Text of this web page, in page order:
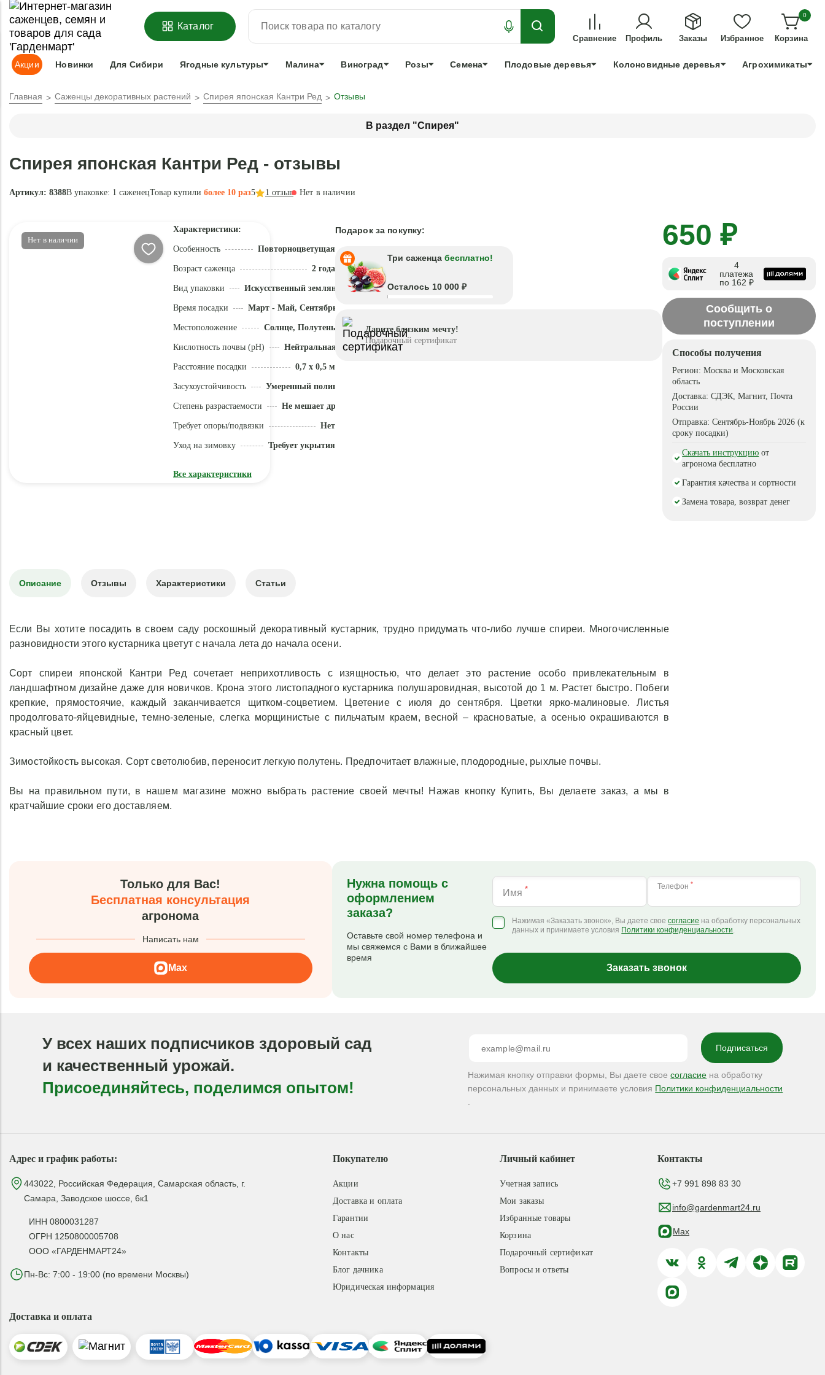
ОФОРМИТЬПРЕДЗАКАЗ =ЗАБРОНИРОВАТЬЛУЧШЕЕ ДЛЯ ТЕХ, КТО УСПЕЕТ!
Адрес доставки:Москва Доставка и оплата Гарантии +7 991 898 83 30
Каталог
Сравнение Профиль Заказы Избранное
0
Корзина
Акции Новинки Для Сибири Ягодные культуры Малина Виноград Розы Семена Плодовые деревья Колоновидные деревья Агрохимикаты
Главная Саженцы декоративных растений Спирея японская Кантри Ред Отзывы
В раздел "Спирея"
Спирея японская Кантри Ред - отзывы
Артикул: 8388В упаковке: 1 саженецТовар купили более 10 раз5 1 отзыв Нет в наличии
Нет в наличии
Характеристики:
Особенность Повторноцветущая
Возраст саженца 2 года
Вид упаковки Искусственный земляной ком
Время посадки Март - Май, Сентябрь - Ноябрь
Местоположение Солнце, Полутень
Кислотность почвы (pH) Нейтральная (5,5-7)
Расстояние посадки 0,7 x 0,5 м
Засухоустойчивость Умеренный полив
Степень разрастаемости Не мешает другим растениям
Требует опоры/подвязки Нет
Уход на зимовку Требует укрытия
Все характеристики
Подарок за покупку:
Три саженца бесплатно!
Осталось 10 000 ₽
Дарите близким мечту!
Подарочный сертификат
650 ₽
4
платежа
по 162 ₽
Сообщить о
поступлении
Способы получения
Регион:Москва и Московская
область
Доставка:СДЭК, Магнит, Почта
России
Отправка:Сентябрь-Ноябрь 2026 (к
сроку посадки)
Скачать инструкцию от
агронома бесплатно
Гарантия качества и сортности
Замена товара, возврат денег
Описание Отзывы Характеристики Статьи
Если Вы хотите посадить в своем саду роскошный декоративный кустарник, трудно придумать что-либо лучше спиреи. Многочисленные
разновидности этого кустарника цветут с начала лета до начала осени.
Сорт спиреи японской Кантри Ред сочетает неприхотливость с изящностью, что делает это растение особо привлекательным в
ландшафтном дизайне даже для новичков. Крона этого листопадного кустарника полушаровидная, высотой до 1 м. Растет быстро. Побеги
крепкие, прямостоячие, каждый заканчивается щитком-соцветием. Цветение с июля до сентября. Цветки ярко-малиновые. Листья
продолговато-яйцевидные, темно-зеленые, слегка морщинистые с пильчатым краем, весной – красноватые, а осенью окрашиваются в
красный цвет.
Зимостойкость высокая. Сорт светолюбив, переносит легкую полутень. Предпочитает влажные, плодородные, рыхлые почвы.
Вы на правильном пути, в нашем магазине можно выбрать растение своей мечты! Нажав кнопку Купить, Вы делаете заказ, а мы в
кратчайшие сроки его доставляем.
Только для Вас!
Бесплатная консультация
агронома
Написать нам
Max
Нужна помощь с
оформлением
заказа?
Оставьте свой номер телефона и
мы свяжемся с Вами в ближайшее
время
Имя * Телефон *
Нажимая «Заказать звонок», Вы даете своесогласие на обработку персональных
данных и принимаете условия Политики конфиденциальности.
Заказать звонок
У всех наших подписчиков здоровый сад
и качественный урожай.
Присоединяйтесь, поделимся опытом!
Нажимая кнопку отправки формы, Вы даете своесогласие на обработку
персональных данных и принимаете условия Политики конфиденциальности
Адрес и график работы:
443022, Российская Федерация, Самарская область, г.
Самара, Заводское шоссе, 6к1
ИНН 0800031287
ОГРН 1250800005708
ООО «ГАРДЕНМАРТ24»
Пн-Вс: 7:00 - 19:00 (по времени Москвы)
Покупателю
Акции
Доставка и оплата
Гарантии
О нас
Контакты
Блог дачника
Юридическая информация
Личный кабинет
Учетная запись
Мои заказы
Избранные товары
Корзина
Подарочный сертификат
Вопросы и ответы
Контакты
+7 991 898 83 30
info@gardenmart24.ru
Max
Доставка и оплата